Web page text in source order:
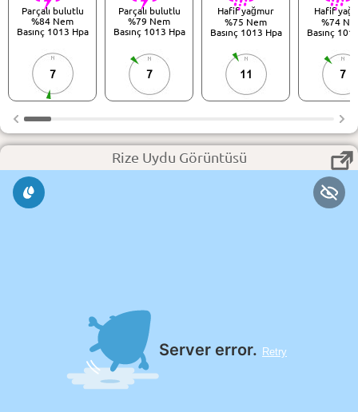
Parçalı bulutlu
%84 Nem
Basınç 1013 Hpa
7
Parçalı bulutlu
%79 Nem
Basınç 1013 Hpa
7
Hafif yağmur
%75 Nem
Basınç 1013 Hpa
11
Hafif
%74
Basınç
7
Rize Uydu Görüntüsü